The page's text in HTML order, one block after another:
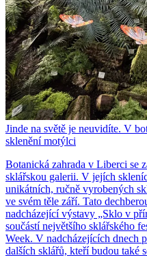
Jinde na světě je neuvidíte. V
sklenění motýlci
Botanická zahrada v Liberci se
sklářskou galerii. V jejích
unikátních, ručně vyrobených
ve svém těle září. Tato
nadcházející výstavy „Sklo v
součástí největšího sklářského
Week. V nadcházejících dnech
dalších sklářů, kteří budou také